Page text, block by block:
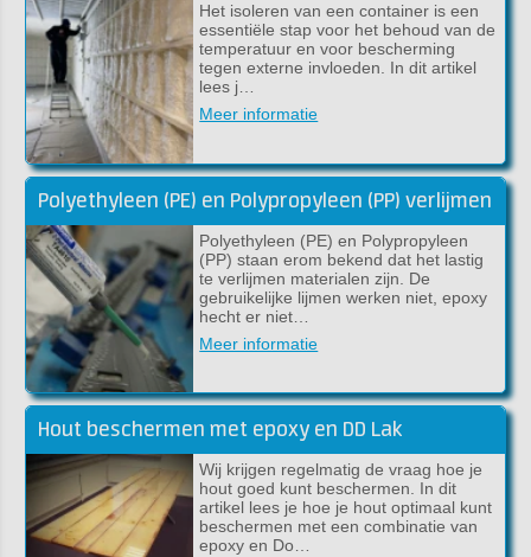
Het isoleren van een container is een
essentiële stap voor het behoud van de
temperatuur en voor bescherming
tegen externe invloeden. In dit artikel
lees j…
Meer informatie
Polyethyleen (PE) en Polypropyleen (PP) verlijmen
Polyethyleen (PE) en Polypropyleen
(PP) staan erom bekend dat het lastig
te verlijmen materialen zijn. De
gebruikelijke lijmen werken niet, epoxy
hecht er niet…
Meer informatie
Hout beschermen met epoxy en DD Lak
Wij krijgen regelmatig de vraag hoe je
hout goed kunt beschermen. In dit
artikel lees je hoe je hout optimaal kunt
beschermen met een combinatie van
epoxy en Do…